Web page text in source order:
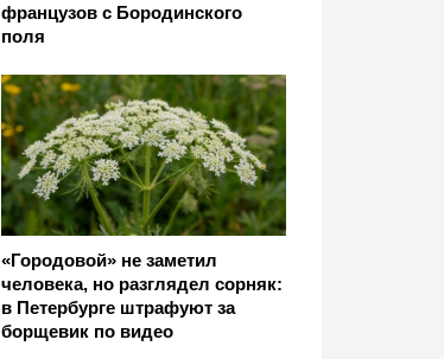
французов с Бородинского
поля
«Городовой» не заметил
человека, но разглядел сорняк:
в Петербурге штрафуют за
борщевик по видео